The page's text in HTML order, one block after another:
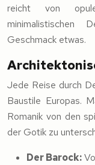
reicht von
minimalistischen
Geschmack etwas.
Jede Reise durch
Baustile Europas.
Romanik von den
der Gotik zu
Der Barock: